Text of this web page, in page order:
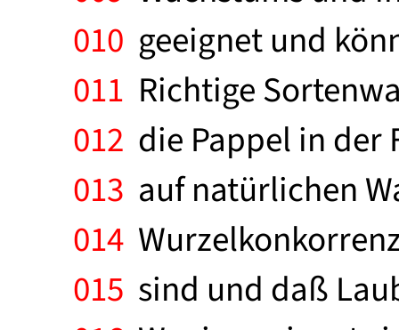
010 geeignet und
011 Richtige
012 die Pappel in
013 auf natürlichen
014
015 sind und daß